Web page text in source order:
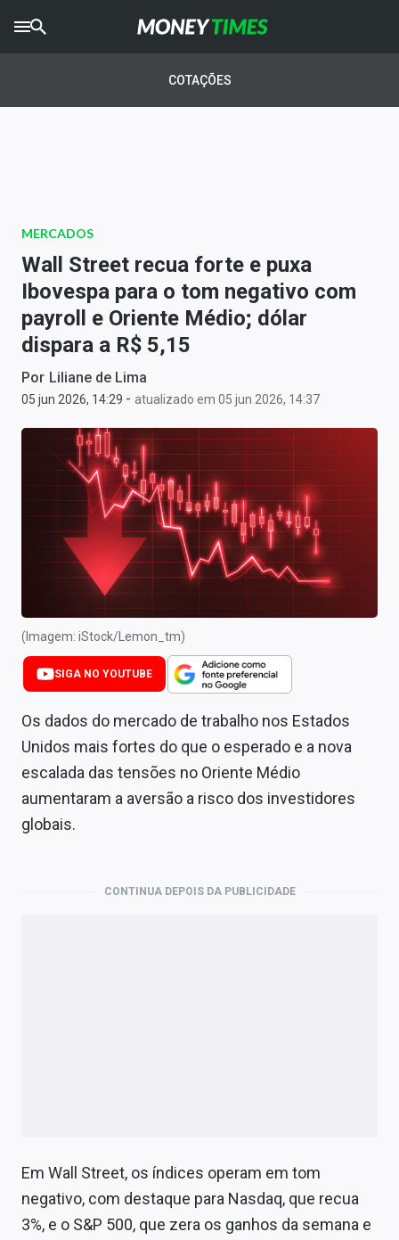
AGROTIMES
Newsletters
Anuncie
Últimas Notícias
Newsletters
Cotações
Comprar ou vender?
Carteiras Recomendadas
Central de Dividendos
Central dos IPOs
Renda Fixa
Finanças Pessoais
Mercados
Economia
Conteúdo de Marca
COTAÇÕES
MERCADOS
Wall Street recua forte e puxa
Ibovespa para o tom negativo com
payroll e Oriente Médio; dólar
dispara a R$ 5,15
Por Liliane de Lima
05 jun 2026, 14:29 - atualizado em 05 jun 2026, 14:37
(Imagem: iStock/Lemon_tm)
SIGA NO YOUTUBE
Os dados do mercado de trabalho nos Estados
Unidos mais fortes do que o esperado e a nova
escalada das tensões no Oriente Médio
aumentaram a aversão a risco dos investidores
globais.
CONTINUA DEPOIS DA PUBLICIDADE
Em Wall Street, os índices operam em tom
negativo, com destaque para Nasdaq, que recua
3%, e o S&P 500, que zera os ganhos da semana e